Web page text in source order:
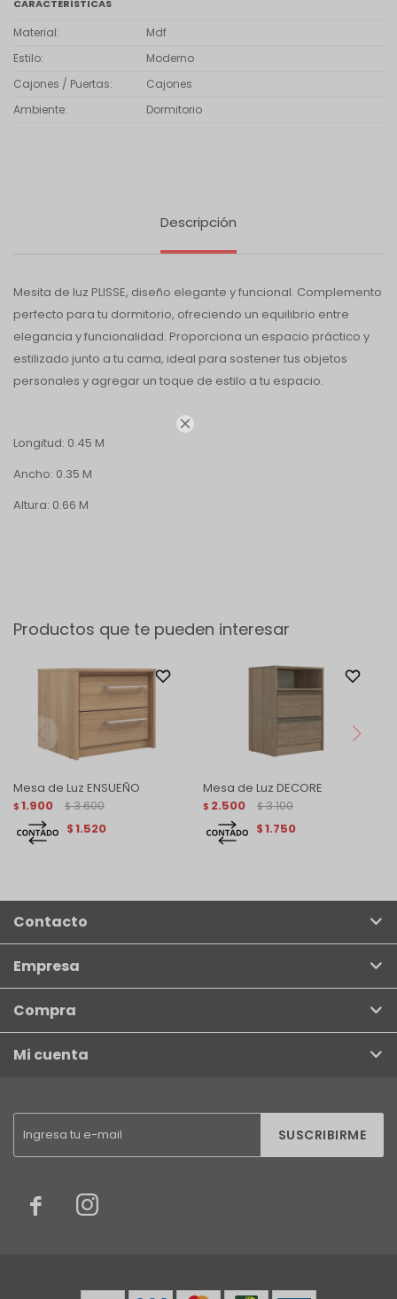

CARACTERÍSTICAS
Material
Mdf
Estilo
Moderno
Cajones / Puertas
Cajones
Ambiente
Dormitorio
Descripción
Mesita de luz PLISSE, diseño elegante y funcional. Complemento
perfecto para tu dormitorio, ofreciendo un equilibrio entre
elegancia y funcionalidad. Proporciona un espacio práctico y
estilizado junto a tu cama, ideal para sostener tus objetos
personales y agregar un toque de estilo a tu espacio.
Longitud: 0.45 M
Ancho: 0.35 M
Altura: 0.66 M
Productos que te pueden interesar
Mesa de Luz ENSUEÑO
$ 1.900 $ 3.600
$1.520
Mesa de Luz DECORE
$ 2.500 $ 3.100
$1.750
SUSCRIBIRME
 
Contacto
Empresa
Compra
Mi cuenta